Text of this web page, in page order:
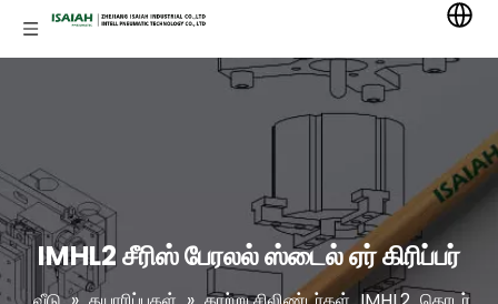
IMHL2 சீரிஸ் பேரலல் ஸ்டைல் ​​ஏர் கிரிப்பர்